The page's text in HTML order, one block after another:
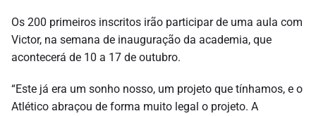
Os 200 primeiros inscritos irão participar de uma aula com
Victor, na semana de inauguração da academia, que
acontecerá de 10 a 17 de outubro.
“Este já era um sonho nosso, um projeto que tínhamos, e o
Atlético abraçou de forma muito legal o projeto. A